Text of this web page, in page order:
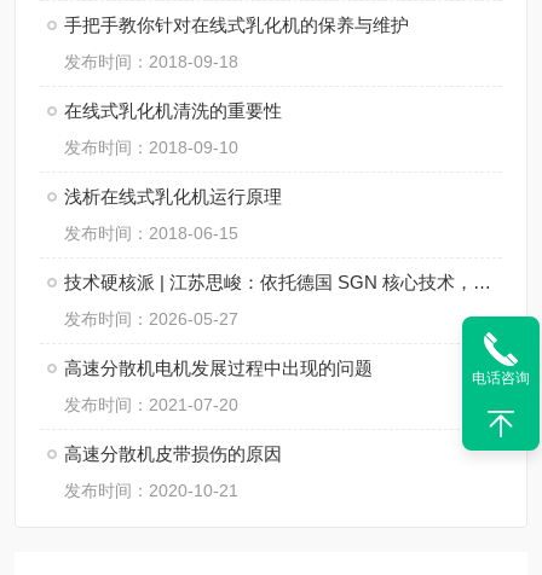
手把手教你针对在线式乳化机的保养与维护
发布时间：2018-09-18
在线式乳化机清洗的重要性
发布时间：2018-09-10
浅析在线式乳化机运行原理
发布时间：2018-06-15
技术硬核派 | 江苏思峻：依托德国 SGN 核心技术，重新定义在线式乳化机行业新标杆！
发布时间：2026-05-27
高速分散机电机发展过程中出现的问题
发布时间：2021-07-20
高速分散机皮带损伤的原因
发布时间：2020-10-21
电话咨询